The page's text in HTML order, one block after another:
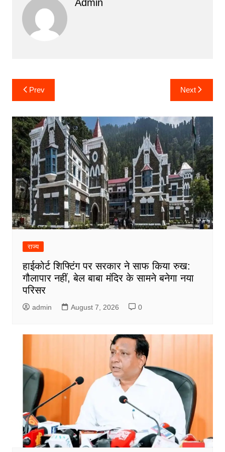
Admin
Post
navigation
Prev Next
राज्य
हाईकोर्ट शिफ्टिंग पर सरकार ने साफ किया रुख:
गौलापार नहीं, बेल बाबा मंदिर के सामने बनेगा नया
परिसर
admin August 7, 2026 0